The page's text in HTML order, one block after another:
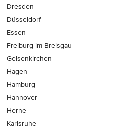
Dresden
Düsseldorf
Essen
Freiburg-im-Breisgau
Gelsenkirchen
Hagen
Hamburg
Hannover
Herne
Karlsruhe